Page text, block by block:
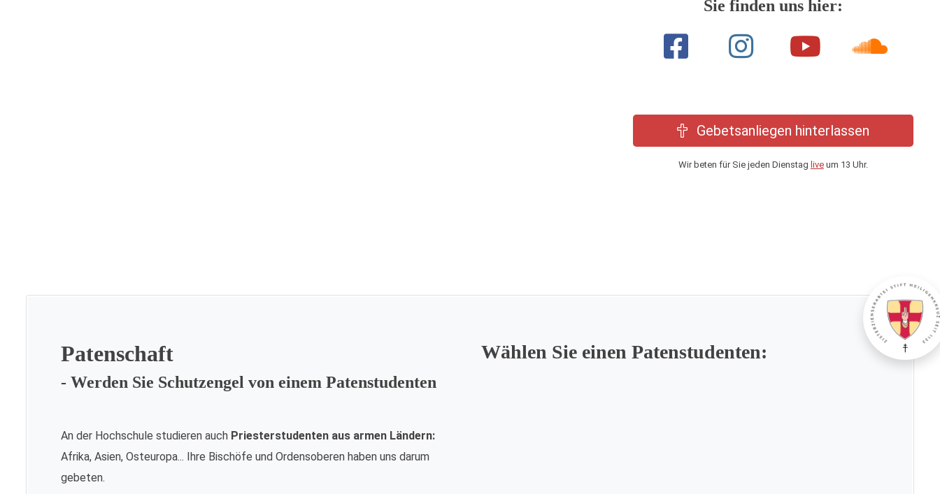
Sie finden uns hier:
Gebetsanliegen hinterlassen
Wir beten für Sie jeden Dienstag liveum 13 Uhr.
Patenschaft
- Werden Sie Schutzengel von einem Patenstudenten
An der Hochschule studieren auch Priesterstudenten aus armen Ländern:
Afrika, Asien, Osteuropa... Ihre Bischöfe und Ordensoberen haben uns darum
gebeten.
Wählen Sie einen Patenstudenten: